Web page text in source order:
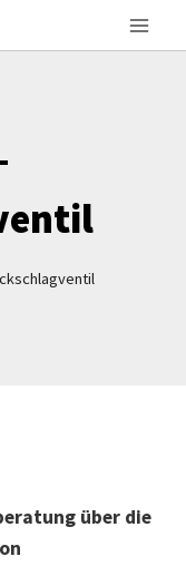
über die